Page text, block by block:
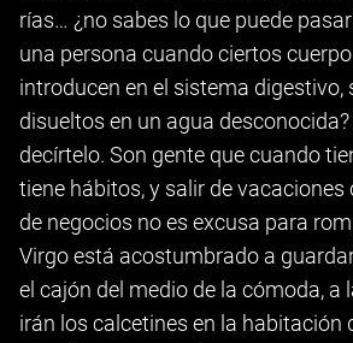
rías… ¿no sabes lo que puede
una persona cuando ciertos
introducen en el sistema digestivo,
disueltos en un agua
decírtelo. Son gente que cuando
tiene hábitos, y salir de vacaciones
de negocios no es excusa para
Virgo está acostumbrado a
el cajón del medio de la cómoda, a
irán los calcetines en la habitación